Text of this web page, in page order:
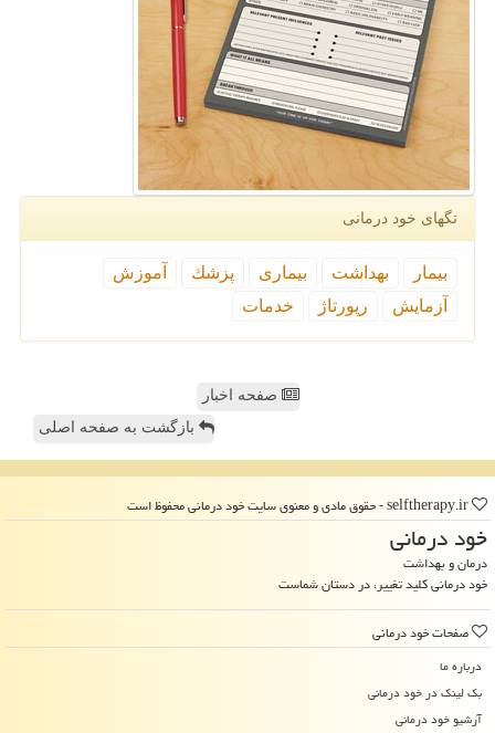
تگهای خود درمانی
بیمار بهداشت بیماری پزشك
آموزش
آزمایش
رپورتاژ خدمات
صفحه اخبار
بازگشت به صفحه اصلی
خود درمانی
درمان و بهداشت
خود درمانی کلید تغییر، در دستان شماست
صفحات خود درمانی
درباره ما
بک لینک در خود درمانی
آرشیو خود درمانی